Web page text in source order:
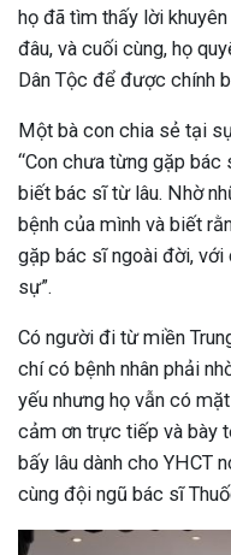
họ đã tìm thấy lời
đâu, và cuối cùng, họ
Dân Tộc để được chính
Một bà con chia sẻ tại
“Con chưa từng gặp
biết bác sĩ từ lâu. Nhờ
bệnh của mình và biết
gặp bác sĩ ngoài đời,
sự”.
Có người đi từ miền
chí có bệnh nhân phải
yếu nhưng họ vẫn có
cảm ơn trực tiếp và bày
bấy lâu dành cho YHCT
cùng đội ngũ bác sĩ